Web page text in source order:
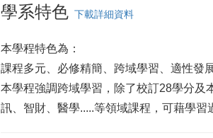
學系特色 下載詳細資料
本學程特色為：
課程多元、必修精簡、跨域學習、適性發
本學程強調跨域學習，除了校訂28學分及
訊、智財、醫學.....等領域課程，可藉學